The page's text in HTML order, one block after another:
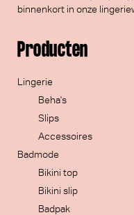
binnenkort in onze
Producten
Lingerie
Beha's
Slips
Accessoires
Badmode
Bikini top
Bikini slip
Badpak